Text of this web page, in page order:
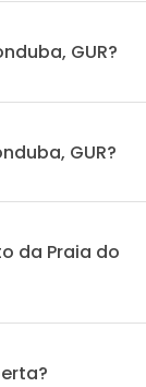
GUR?
GUR?
da Praia do